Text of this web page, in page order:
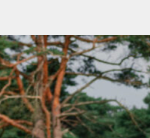
Alles loopt
vooruitkijkt: